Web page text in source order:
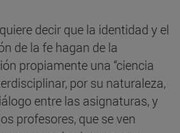
decir que la identidad y el
de la fe hagan de la
propiamente una “ciencia
por su naturaleza,
entre las asignaturas, y
profesores, que se ven